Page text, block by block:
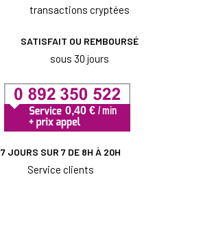
transactions cryptées
SATISFAIT OU REMBOURSÉ
sous 30 jours
7 JOURS SUR 7 DE 8H À 20H
Service clients